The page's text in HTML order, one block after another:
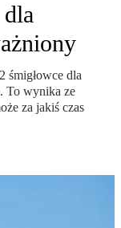
śmigłowce dla
To wynika ze
za jakiś czas